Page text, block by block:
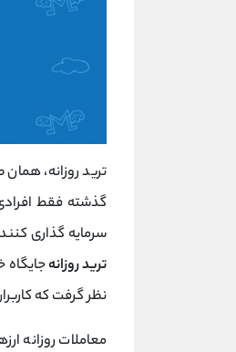
ترید روزانه،
گذشته فقط
سرمایه گذاری
ترید روزانهجایگاه
نظر گرفت که
معاملات روزانه